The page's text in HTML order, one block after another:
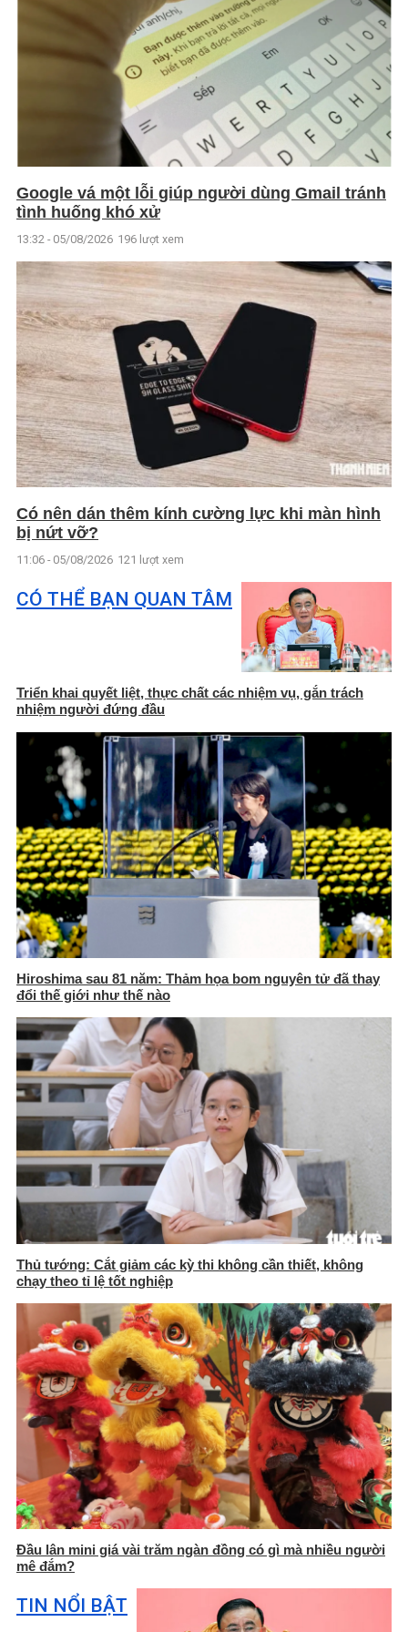
Google vá một lỗi giúp người dùng Gmail tránh
tình huống khó xử
13:32 - 05/08/2026 196 lượt xem
Có nên dán thêm kính cường lực khi màn hình
bị nứt vỡ?
11:06 - 05/08/2026 121 lượt xem
CÓ THỂ BẠN QUAN TÂM
Triển khai quyết liệt, thực chất các nhiệm vụ, gắn trách
nhiệm người đứng đầu
Hiroshima sau 81 năm: Thảm họa bom nguyên tử đã thay
đổi thế giới như thế nào
Thủ tướng: Cắt giảm các kỳ thi không cần thiết, không
chạy theo tỉ lệ tốt nghiệp
Đầu lân mini giá vài trăm ngàn đồng có gì mà nhiều người
mê đắm?
TIN NỔI BẬT